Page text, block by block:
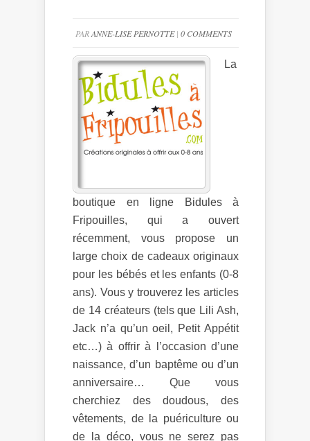
PARANNE-LISE PERNOTTE| 0 COMMENTS
La
boutique en ligne Bidules à
Fripouilles, qui a ouvert
récemment, vous propose un
large choix de cadeaux originaux
pour les bébés et les enfants (0-8
ans). Vous y trouverez les articles
de 14 créateurs (tels que Lili Ash,
Jack n’a qu’un oeil, Petit Appétit
etc…) à offrir à l’occasion d’une
naissance, d’un baptême ou d’un
anniversaire… Que vous
cherchiez des doudous, des
vêtements, de la puériculture ou
de la déco, vous ne serez pas